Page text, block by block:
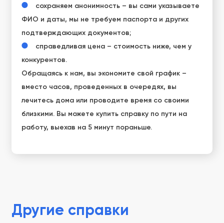
сохраняем анонимность – вы сами указываете
ФИО и даты, мы не требуем паспорта и других
подтверждающих документов;
справедливая цена – стоимость ниже, чем у
конкурентов.
Обращаясь к нам, вы экономите свой график –
вместо часов, проведенных в очередях, вы
лечитесь дома или проводите время со своими
близкими. Вы можете купить справку по пути на
работу, выехав на 5 минут пораньше.
Другие справки